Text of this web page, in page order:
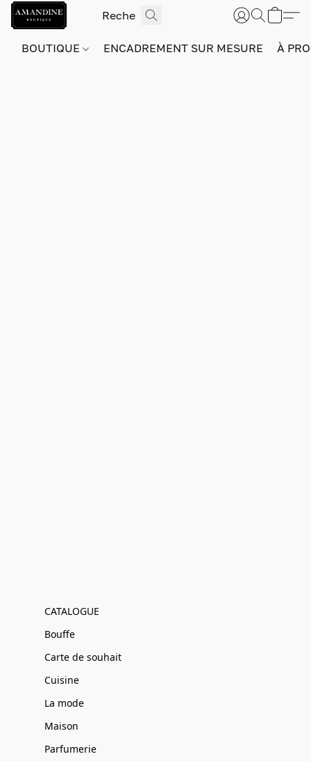
BOUTIQUE ENCADREMENT SUR MESURE À
CATALOGUE
Bouffe
Carte de souhait
Cuisine
La mode
Maison
Parfumerie